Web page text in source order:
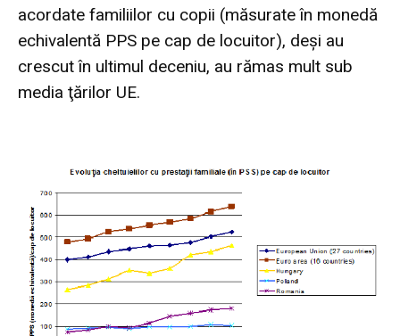
acordate familiilor cu copii (măsurate în monedă
echivalentă PPS pe cap de locuitor), deşi au
crescut în ultimul deceniu, au rămas mult sub
media ţărilor UE.